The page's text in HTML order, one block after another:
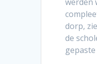
werden
dorp,
de